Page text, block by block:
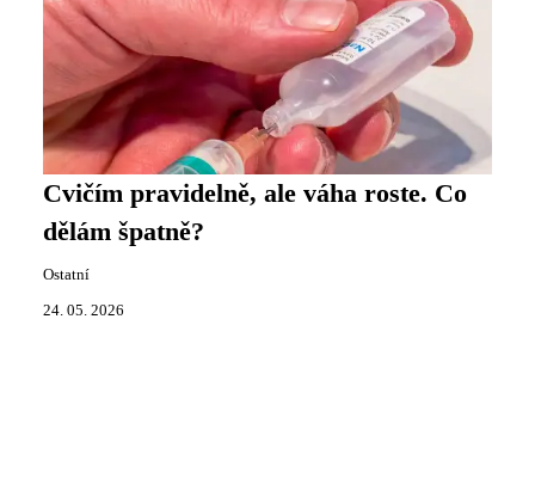
Cvičím pravidelně, ale váha roste. Co
dělám špatně?
Ostatní
24. 05. 2026